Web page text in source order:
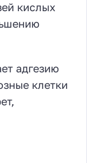
кислых
адгезию
клетки